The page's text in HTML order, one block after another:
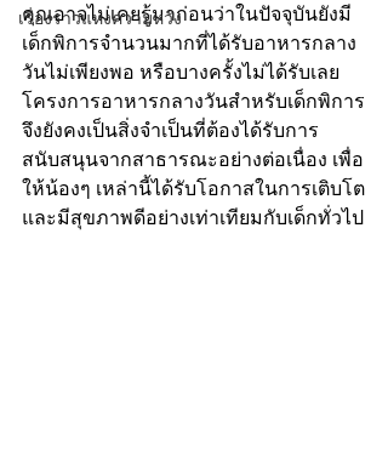
เรื่องราวแห่งความหวัง
คุณอาจไม่เคยรู้มาก่อนว่าในปัจจุบันยังมี
เด็กพิการจำนวนมากที่ได้รับอาหารกลาง
วันไม่เพียงพอ หรือบางครั้งไม่ได้รับเลย
โครงการอาหารกลางวันสำหรับเด็กพิการ
จึงยังคงเป็นสิ่งจำเป็นที่ต้องได้รับการ
สนับสนุนจากสาธารณะอย่างต่อเนื่อง เพื่อ
ให้น้องๆ เหล่านี้ได้รับโอกาสในการเติบโต
และมีสุขภาพดีอย่างเท่าเทียมกับเด็กทั่วไป